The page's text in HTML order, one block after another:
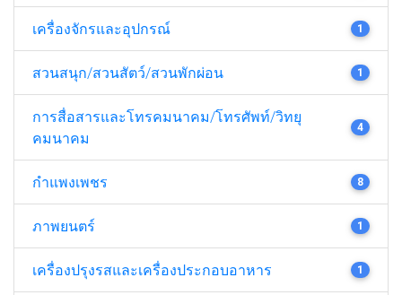
เครื่องจักรและอุปกรณ์ 1
สวนสนุก/สวนสัตว์/สวนพักผ่อน 1
การสื่อสารและโทรคมนาคม/โทรศัพท์/วิทยุ
คมนาคม
4
กำแพงเพชร 8
ภาพยนตร์ 1
เครื่องปรุงรสและเครื่องประกอบอาหาร 1